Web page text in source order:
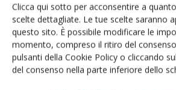
Clicca qui sotto per acconsentire a
scelte dettagliate. Le tue scelte saranno
questo sito. È possibile modificare le
momento, compreso il ritiro del
pulsanti della Cookie Policy o cliccando
del consenso nella parte inferiore dello
Dalla stessa categoria
PROVATO DAGLI AGROMECCANICI 25 Maggio 2026